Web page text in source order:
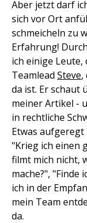
Aber jetzt darf
sich vor Ort
schmeicheln zu
Erfahrung!
ich einige Leute,
Teamlead Steve,
da ist. Er schaut
meiner Artikel -
in rechtliche
Etwas aufgeregt
"Krieg ich einen
filmt mich nicht,
mache?", "Finde
ich in der
mein Team
da.